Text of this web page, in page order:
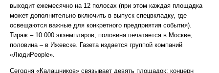
выходит ежемесячно на 12 полосах (при этом каждая площадка
может дополнительно включить в выпуск спецвкладку, где
освещаются важные для конкретного предприятия события).
Тираж – 10 000 экземпляров, половина печатается в Москве,
половина – в Ижевске. Газета издается группой компаний
«ЛюдиPeople».
Сегодня «Калашников» связывает девять площадок: концерн